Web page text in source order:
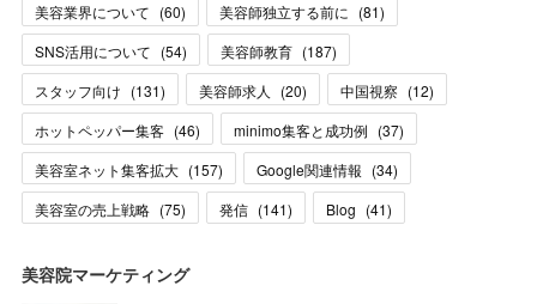
美容業界について (60) 美容師独立する前に (81)
SNS活用について (54) 美容師教育 (187)
スタッフ向け (131) 美容師求人 (20) 中国視察 (12)
ホットペッパー集客 (46) minimo集客と成功例 (37)
美容室ネット集客拡大 (157) Google関連情報 (34)
美容室の売上戦略 (75) 発信 (141) Blog (41)
美容院マーケティング